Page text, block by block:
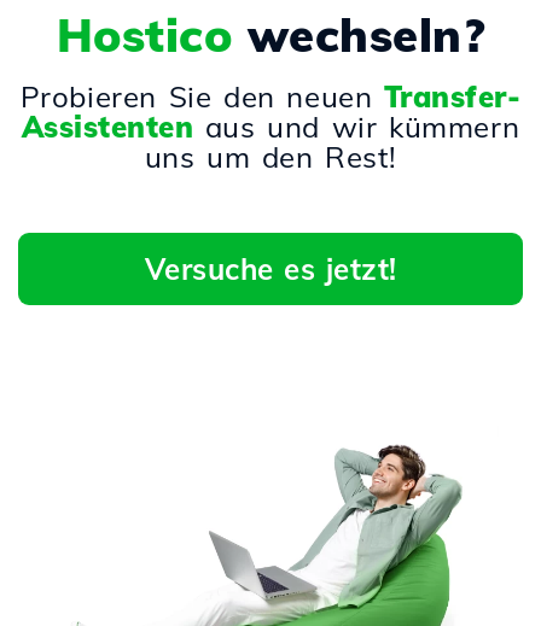
Hostico wechseln?
Probieren Sie den neuen Transfer-
Assistenten aus und wir kümmern
uns um den Rest!
Versuche es jetzt!